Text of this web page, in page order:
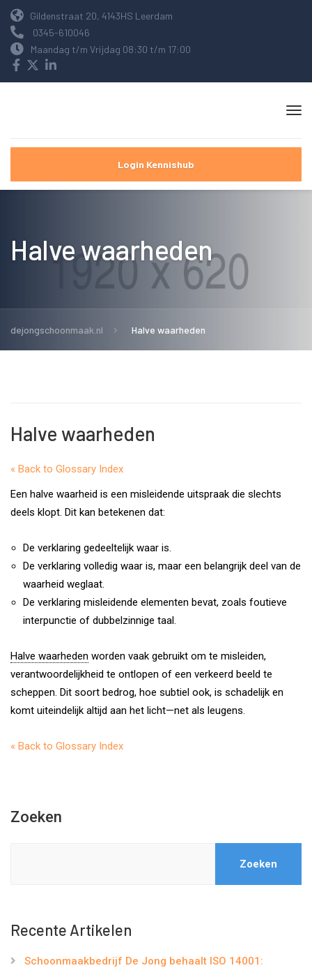
Gildenstraat 20, 4143HS Leerdam
0345-610046
Maandag t/m Vrijdag 08:30 t/m 17:00
Login Kennishub
Halve waarheden
dejongschoonmaak.nl Halve waarheden
Halve waarheden
« Back to Glossary Index
Een halve waarheid is een misleidende uitspraak die slechts
deels klopt. Dit kan betekenen dat:
De verklaring gedeeltelijk waar is.
De verklaring volledig waar is, maar een belangrijk deel van de
waarheid weglaat.
De verklaring misleidende elementen bevat, zoals foutieve
interpunctie of dubbelzinnige taal.
Halve waarheden worden vaak gebruikt om te misleiden,
verantwoordelijkheid te ontlopen of een verkeerd beeld te
scheppen. Dit soort bedrog, hoe subtiel ook, is schadelijk en
komt uiteindelijk altijd aan het licht—net als leugens.
« Back to Glossary Index
Zoeken
Zoeken
Recente Artikelen
Schoonmaakbedrijf De Jong behaalt ISO 14001: